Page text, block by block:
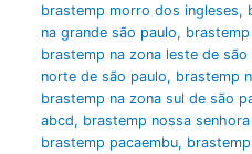
brastemp morro dos ingleses,
na grande são paulo,
brastemp na zona leste de são
norte de são paulo, brastemp
brastemp na zona sul de são
abcd, brastemp nossa
brastemp pacaembu,